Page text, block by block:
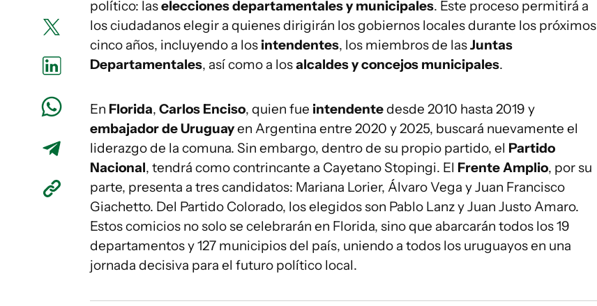
político: laselecciones departamentales y municipales. Este proceso permitirá a
los ciudadanos elegir a quienes dirigirán los gobiernos locales durante los próximos
cinco años, incluyendo a los intendentes, los miembros de lasJuntas
Departamentales, así como a losalcaldes y concejos municipales.
En Florida, Carlos Enciso, quien fue intendentedesde 2010 hasta 2019 y
embajador de Uruguayen Argentina entre 2020 y 2025, buscará nuevamente el
liderazgo de la comuna. Sin embargo, dentro de su propio partido, el Partido
Nacional, tendrá como contrincante a Cayetano Stopingi. El Frente Amplio, por su
parte, presenta a tres candidatos: Mariana Lorier, Álvaro Vega y Juan Francisco
Giachetto. Del Partido Colorado, los elegidos son Pablo Lanz y Juan Justo Amaro.
Estos comicios no solo se celebrarán en Florida, sino que abarcarán todos los 19
departamentos y 127 municipios del país, uniendo a todos los uruguayos en una
jornada decisiva para el futuro político local.